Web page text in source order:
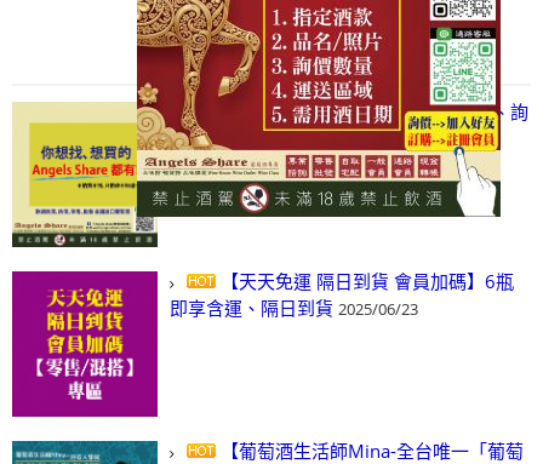
總覽-促銷&活動
all events
【凡酒問Angels Share】線上選酒、詢
(尋)酒、詢價、零售、批發，看這裡!
2024/03/01
【天天免運 隔日到貨 會員加碼】6瓶
即享含運、隔日到貨 2025/06/23
【葡萄酒生活師Mina-全台唯一「葡萄